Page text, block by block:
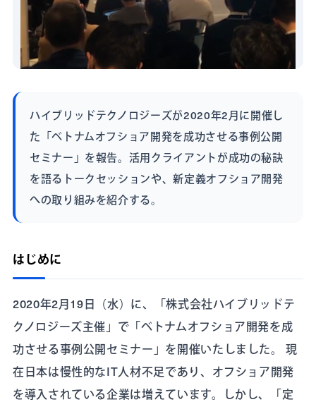
ハイブリッドテクノロジーズが2020年2月に開催し
た「ベトナムオフショア開発を成功させる事例公開
セミナー」を報告。活用クライアントが成功の秘訣
を語るトークセッションや、新定義オフショア開発
への取り組みを紹介する。
はじめに
2020年2月19日（水）に、「株式会社ハイブリッドテ
クノロジーズ主催」で「ベトナムオフショア開発を成
功させる事例公開セミナー」を開催いたしました。 現
在日本は慢性的なIT人材不足であり、オフショア開発
を導入されている企業は増えています。しかし、「定